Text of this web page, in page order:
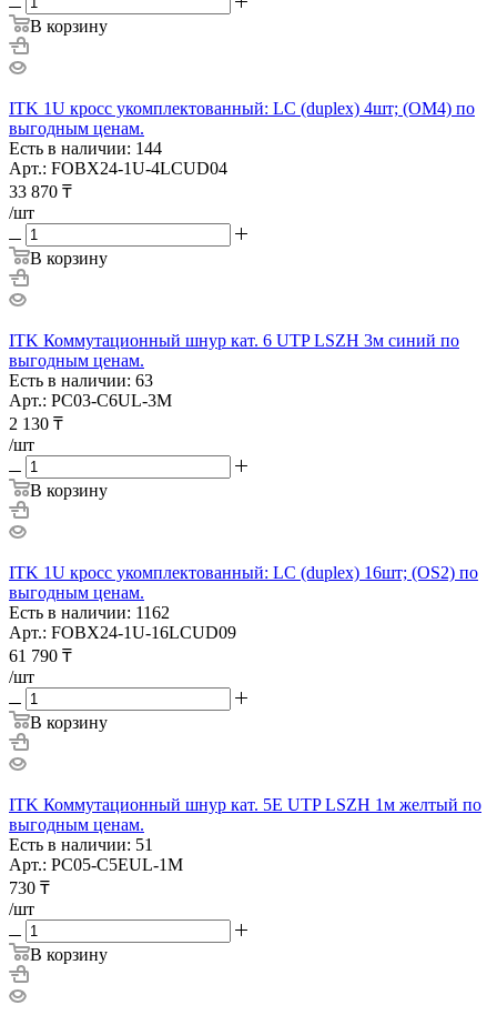
В корзину
ITK 1U кросс укомплектованный: LC (duplex) 4шт; (OM4) по
выгодным ценам.
Есть в наличии: 144
Арт.: FOBX24-1U-4LCUD04
33 870 ₸
/шт
В корзину
ITK Коммутационный шнур кат. 6 UTP LSZH 3м синий по
выгодным ценам.
Есть в наличии: 63
Арт.: PC03-C6UL-3M
2 130 ₸
/шт
В корзину
ITK 1U кросс укомплектованный: LC (duplex) 16шт; (OS2) по
выгодным ценам.
Есть в наличии: 1162
Арт.: FOBX24-1U-16LCUD09
61 790 ₸
/шт
В корзину
ITK Коммутационный шнур кат. 5Е UTP LSZH 1м желтый по
выгодным ценам.
Есть в наличии: 51
Арт.: PC05-C5EUL-1M
730 ₸
/шт
В корзину